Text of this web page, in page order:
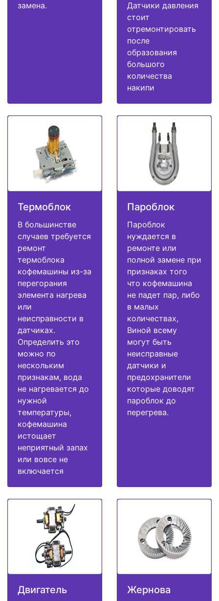
замена.
Датчики давления
стоит
отремонтировать
после
образования
большого
количества
накипи
Термоблок
В большинстве
случаев требуется
ремонт
термоблока
кофемашины из-за
перегорания
элемента нагрева
или
неисправности в
датчиках.
Определить это
можно по
нескольким
признакам, вода
не нагревается до
нужной
температуры,
кофемашина
истощает
неприятный запах
или вовсе не
включается
Пароблок
Пароблок
нуждается в
ремонте или
полной замене при
признаках того
что кофемашина
не падет пар, либо
в малых
количествах,
Виной всему
могут быть
неисправные
датчики и
предохранители
которые доводят
пароблок до
перегрева.
Двигатель Жернова